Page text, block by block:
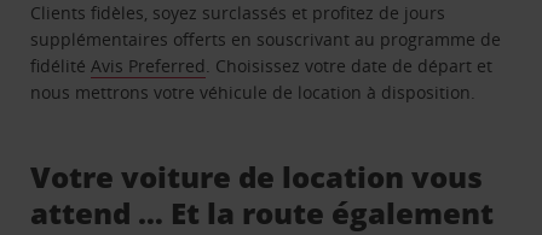
Clients fidèles, soyez surclassés et profitez de jours
supplémentaires offerts en souscrivant au programme de
fidélitéAvis Preferred. Choisissez votre date de départ et
nous mettrons votre véhicule de location à disposition.
Votre voiture de location vous
attend … Et la route également